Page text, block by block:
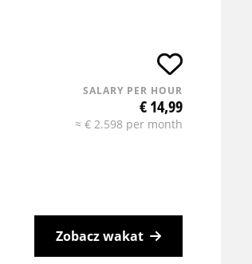
SALARY PER HOUR
€ 14,99
≈ € 2.598 per month
Zobacz wakat